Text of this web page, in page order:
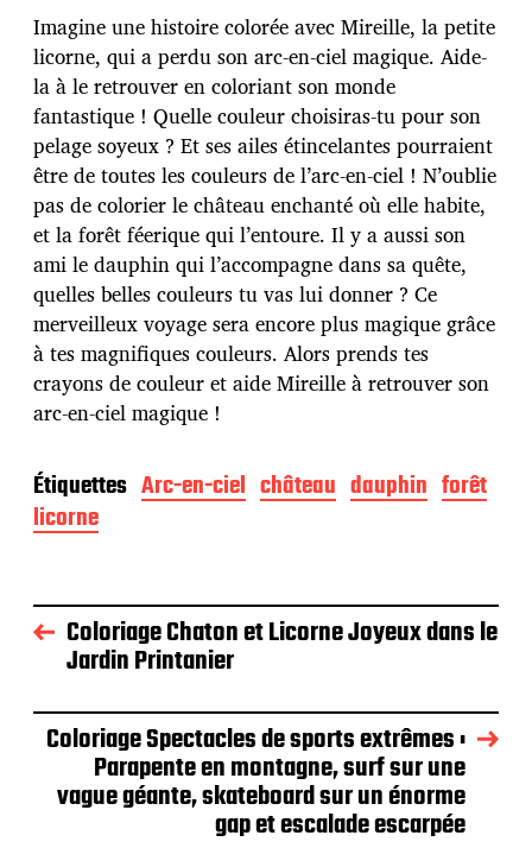
e
d
e
p
u
b
l
i
c
a
t
i
o
n
Imagine une histoire colorée avec Mireille, la petite
licorne, qui a perdu son arc-en-ciel magique. Aide-
la à le retrouver en coloriant son monde
fantastique ! Quelle couleur choisiras-tu pour son
pelage soyeux ? Et ses ailes étincelantes pourraient
être de toutes les couleurs de l’arc-en-ciel ! N’oublie
pas de colorier le château enchanté où elle habite,
et la forêt féerique qui l’entoure. Il y a aussi son
ami le dauphin qui l’accompagne dans sa quête,
quelles belles couleurs tu vas lui donner ? Ce
merveilleux voyage sera encore plus magique grâce
à tes magnifiques couleurs. Alors prends tes
crayons de couleur et aide Mireille à retrouver son
arc-en-ciel magique !
Étiquettes Arc-en-ciel château dauphin forêt
licorne
Coloriage Chaton et Licorne Joyeux dans le
Jardin Printanier
Coloriage Spectacles de sports extrêmes :
Parapente en montagne, surf sur une
vague géante, skateboard sur un énorme
gap et escalade escarpée